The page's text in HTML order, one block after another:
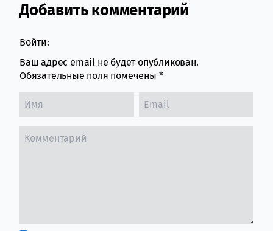
Comment section
Добавить комментарий
Войти:
Ваш адрес email не будет опубликован.
Обязательные поля помечены *